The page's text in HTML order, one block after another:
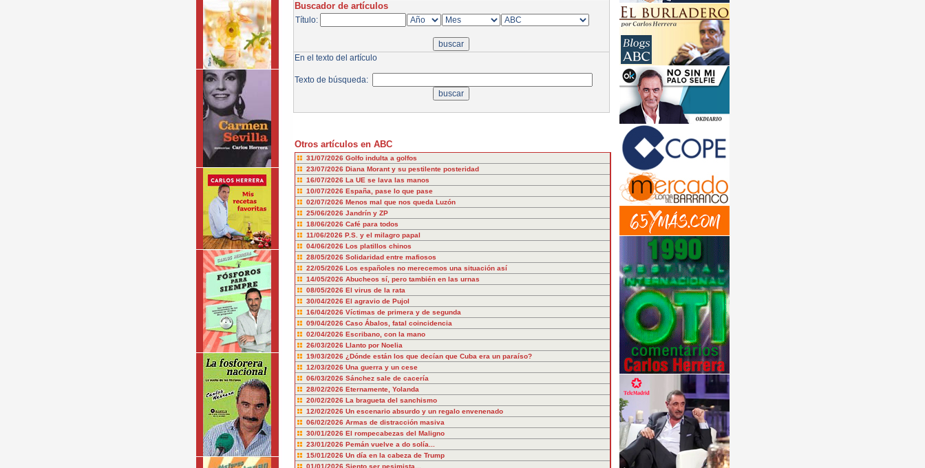
Buscador de artículos
Título:
En el texto del artículo
Texto de búsqueda:
Otros artículos en ABC
31/07/2026 Golfo indulta a golfos
23/07/2026 Diana Morant y su pestilente posteridad
16/07/2026 La UE se lava las manos
10/07/2026 España, pase lo que pase
02/07/2026 Menos mal que nos queda Luzón
25/06/2026 Jandrín y ZP
18/06/2026 Café para todos
11/06/2026 P.S. y el milagro papal
04/06/2026 Los platillos chinos
28/05/2026 Solidaridad entre mafiosos
22/05/2026 Los españoles no merecemos una situación así
14/05/2026 Abucheos sí, pero también en las urnas
08/05/2026 El virus de la rata
30/04/2026 El agravio de Pujol
16/04/2026 Víctimas de primera y de segunda
09/04/2026 Caso Ábalos, fatal coincidencia
02/04/2026 Escribano, con la mano
26/03/2026 Llanto por Noelia
19/03/2026 ¿Dónde están los que decían que Cuba era un paraíso?
12/03/2026 Una guerra y un cese
06/03/2026 Sánchez sale de cacería
28/02/2026 Eternamente, Yolanda
20/02/2026 La bragueta del sanchismo
12/02/2026 Un escenario absurdo y un regalo envenenado
06/02/2026 Armas de distracción masiva
30/01/2026 El rompecabezas del Maligno
23/01/2026 Pemán vuelve a do solía...
15/01/2026 Un día en la cabeza de Trump
01/01/2026 Siento ser pesimista...